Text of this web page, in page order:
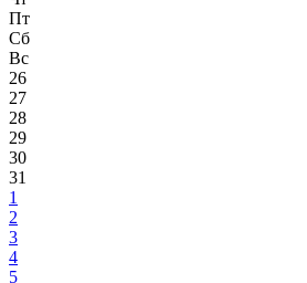
Пт
Сб
Вс
26
27
28
29
30
31
1
2
3
4
5